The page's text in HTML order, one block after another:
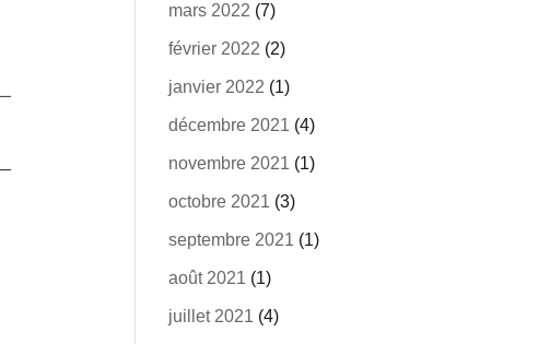
mars 2022 (7)
février 2022 (2)
janvier 2022 (1)
décembre 2021 (4)
novembre 2021 (1)
octobre 2021 (3)
septembre 2021 (1)
août 2021 (1)
juillet 2021 (4)